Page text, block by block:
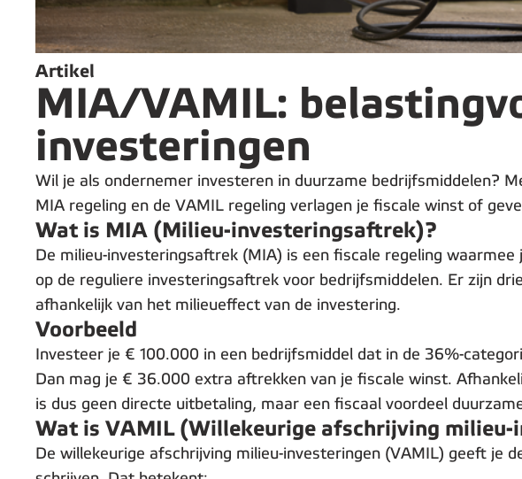
Artikel
MIA/VAMIL:
investeringen
Wil je als ondernemer investeren in duurzame bedrijfsmiddelen?
MIA regeling en de VAMIL regeling verlagen je fiscale winst of
Wat is MIA (Milieu-investeringsaftrek)?
De milieu-investeringsaftrek (MIA) is een fiscale regeling
op de reguliere investeringsaftrek voor bedrijfsmiddelen. Er zijn
afhankelijk van het milieueffect van de investering.
Voorbeeld
Investeer je € 100.000 in een bedrijfsmiddel dat in de 36%-
Dan mag je € 36.000 extra aftrekken van je fiscale winst.
is dus geen directe uitbetaling, maar een fiscaal voordeel
Wat is VAMIL (Willekeurige afschrijving milieu-
De willekeurige afschrijving milieu-investeringen (VAMIL) geeft je